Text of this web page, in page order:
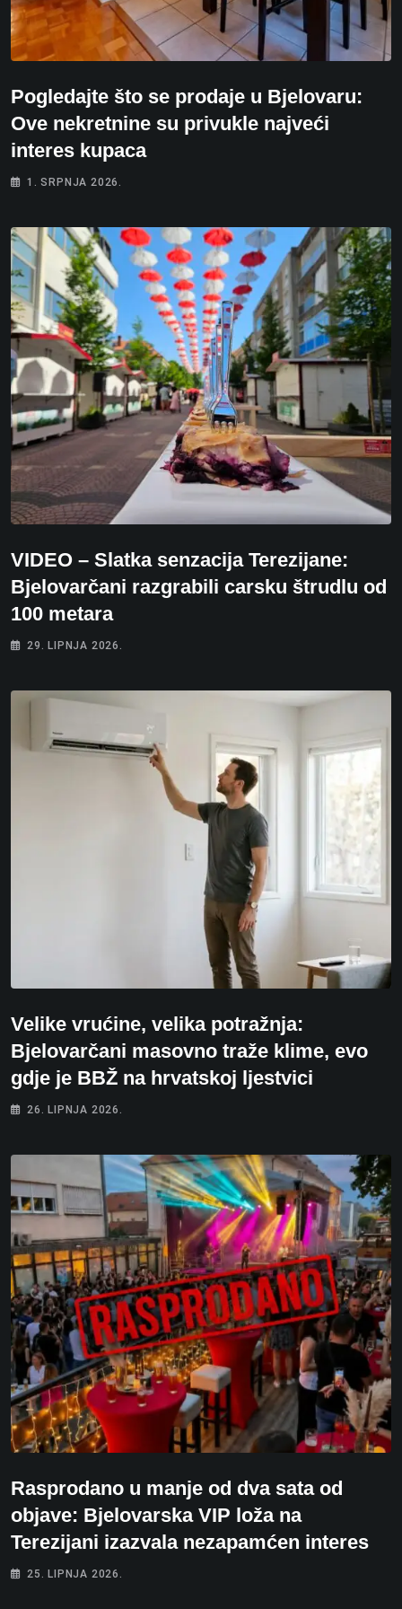
Pogledajte što se prodaje u Bjelovaru:
Ove nekretnine su privukle najveći
interes kupaca
1. SRPNJA 2026.
VIDEO – Slatka senzacija Terezijane:
Bjelovarčani razgrabili carsku štrudlu od
100 metara
29. LIPNJA 2026.
Velike vrućine, velika potražnja:
Bjelovarčani masovno traže klime, evo
gdje je BBŽ na hrvatskoj ljestvici
26. LIPNJA 2026.
Rasprodano u manje od dva sata od
objave: Bjelovarska VIP loža na
Terezijani izazvala nezapamćen interes
25. LIPNJA 2026.